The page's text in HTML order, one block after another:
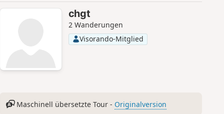
chgt
2 Wanderungen
Visorando-Mitglied
Maschinell übersetzte Tour - Originalversion